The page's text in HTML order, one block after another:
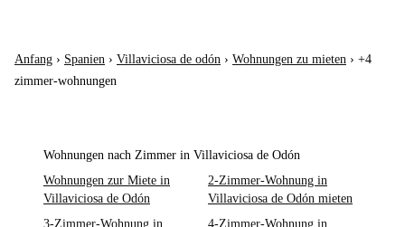
Anfang › Spanien › Villaviciosa de odón › Wohnungen zu mieten › +4
zimmer-wohnungen
Wohnungen nach Zimmer in Villaviciosa de Odón
Wohnungen zur Miete in
Villaviciosa de Odón
2-Zimmer-Wohnung in
Villaviciosa de Odón mieten
3-Zimmer-Wohnung in
4-Zimmer-Wohnung in